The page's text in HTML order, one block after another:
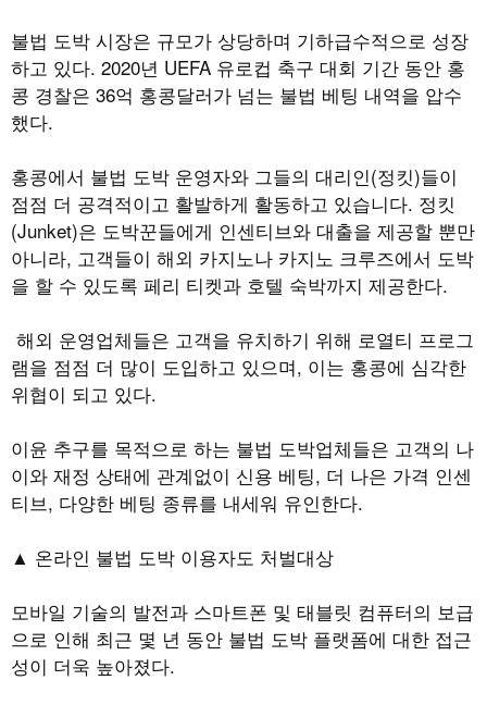
불법 도박 시장은 규모가 상당하며 기하급수적으로 성장
하고 있다. 2020년 UEFA 유로컵 축구 대회 기간 동안 홍
콩 경찰은 36억 홍콩달러가 넘는 불법 베팅 내역을 압수
했다.
홍콩에서 불법 도박 운영자와 그들의 대리인(정킷)들이
점점 더 공격적이고 활발하게 활동하고 있습니다. 정킷
(Junket)은 도박꾼들에게 인센티브와 대출을 제공할 뿐만
아니라, 고객들이 해외 카지노나 카지노 크루즈에서 도박
을 할 수 있도록 페리 티켓과 호텔 숙박까지 제공한다.
해외 운영업체들은 고객을 유치하기 위해 로열티 프로그
램을 점점 더 많이 도입하고 있으며, 이는 홍콩에 심각한
위협이 되고 있다.
이윤 추구를 목적으로 하는 불법 도박업체들은 고객의 나
이와 재정 상태에 관계없이 신용 베팅, 더 나은 가격 인센
티브, 다양한 베팅 종류를 내세워 유인한다.
▲ 온라인 불법 도박 이용자도 처벌대상
모바일 기술의 발전과 스마트폰 및 태블릿 컴퓨터의 보급
으로 인해 최근 몇 년 동안 불법 도박 플랫폼에 대한 접근
성이 더욱 높아졌다.